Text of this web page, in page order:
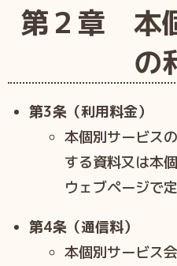
第２章 本
の
第3条（利用料金）
本個別サービス
する資料又は本
ウェブページで
第4条（通信料）
本個別サービス